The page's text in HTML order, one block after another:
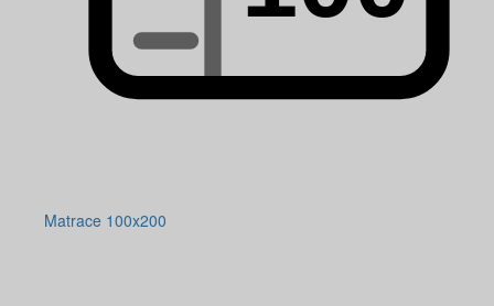
Matrace 100x200